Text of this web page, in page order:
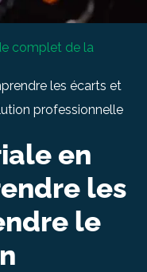
complet de la
les écarts et
professionnelle
en
les
le